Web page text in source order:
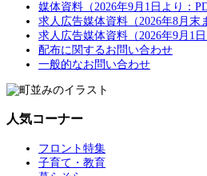
媒体資料（2026年9月1日より：
求人広告媒体資料（2026年8月末
求人広告媒体資料（2026年9月1日
配布に関するお問い合わせ
一般的なお問い合わせ
人気コーナー
フロント特集
子育て・教育